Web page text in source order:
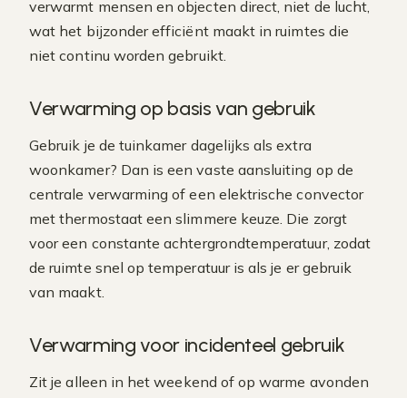
verwarmt mensen en objecten direct, niet de lucht,
wat het bijzonder efficiënt maakt in ruimtes die
niet continu worden gebruikt.
Verwarming op basis van gebruik
Gebruik je de tuinkamer dagelijks als extra
woonkamer? Dan is een vaste aansluiting op de
centrale verwarming of een elektrische convector
met thermostaat een slimmere keuze. Die zorgt
voor een constante achtergrondtemperatuur, zodat
de ruimte snel op temperatuur is als je er gebruik
van maakt.
Verwarming voor incidenteel gebruik
Zit je alleen in het weekend of op warme avonden